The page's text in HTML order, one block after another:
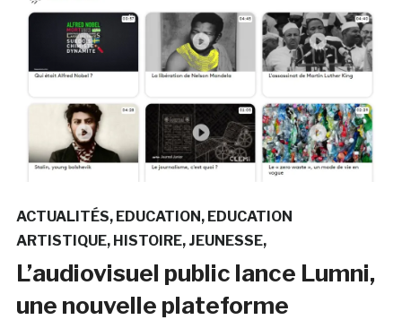
ACTUALITÉS EDUCATION EDUCATION
ARTISTIQUE HISTOIRE JEUNESSE
L’audiovisuel public lance Lumni,
une nouvelle plateforme